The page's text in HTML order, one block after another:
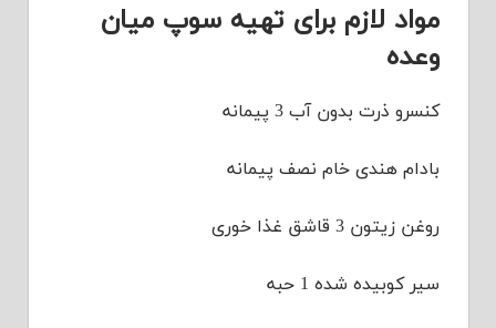
مواد لازم برای تهیه سوپ میان
وعده
کنسرو ذرت بدون آب 3 پیمانه
بادام هندی خام نصف پیمانه
روغن زیتون 3 قاشق غذا خوری
سیر کوبیده شده 1 حبه